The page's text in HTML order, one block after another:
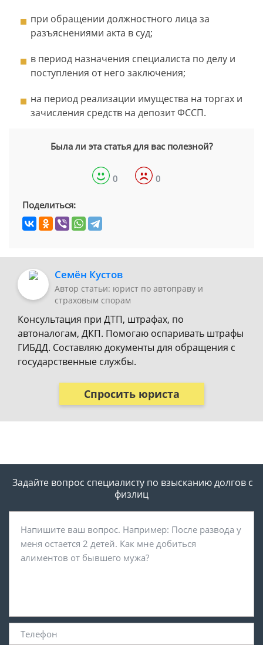
при обращении должностного лица за
разъяснениями акта в суд;
в период назначения специалиста по делу и
поступления от него заключения;
на период реализации имущества на торгах и
зачисления средств на депозит ФССП.
Была ли эта статья для вас полезной?
0 0
Поделиться:
Семён Кустов
Автор статьи: юрист по автоправу и
страховым спорам
Консультация при ДТП, штрафах, по
автоналогам, ДКП. Помогаю оспаривать штрафы
ГИБДД. Составляю документы для обращения с
государственные службы.
Спросить юриста
Задайте вопрос специалисту по взысканию долгов с
физлиц